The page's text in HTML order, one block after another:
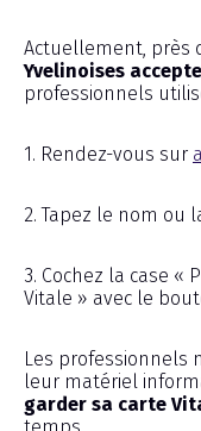
Actuellement, près
Yvelinoises
professionnels
1. Rendez-vous sur
2. Tapez le nom ou
3. Cochez la case «
Vitale » avec le
Les professionnels
leur matériel
garder sa carte
temps.